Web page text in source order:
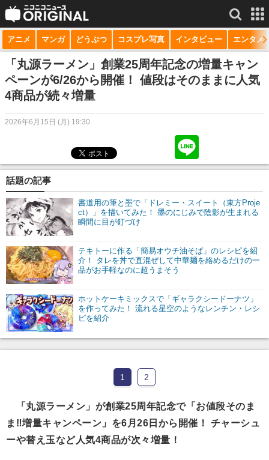
サービス一覧 もっと見る
niconico
動画
生放送
マンガ
ニコニコQ
アニメ マンガ どうぶつ コスプレ写真 インタビュー エンタメ
「丸源ラーメン」創業25周年記念の増量キャン
ペーンが6/26から開催！ 値段はそのままに人気
4商品が続々増量
2026年6月15日 (月) 19:30
話題の記事
書道用の筆と墨で「ドレミー・スイート（東方Proje
ct）」を描いてみた！ 墨のにじみで陰影が生まれる
瞬間に目が釘づけ
テキトーに作る「簡易オウチ油そば」のレシピを紹
介！ タレを丼で直混ぜして中華麺を絡めるだけの一
品がお手軽なのに超うまそう
ホットケーキミックスで「ギャラクシードーナツ」
を作ってみた！ 流れる星空のようなレンチン・レシ
ピを紹介
1 2
「丸源ラーメン」が創業25周年記念で「お値段そのま
ま‼︎増量キャンペーン」を6月26日から開催！ チャーシュ
ーや替え玉など人気4商品が次々増量！